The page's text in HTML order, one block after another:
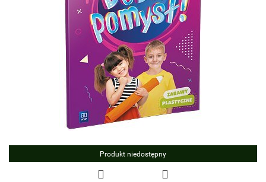
Produkt niedostępny